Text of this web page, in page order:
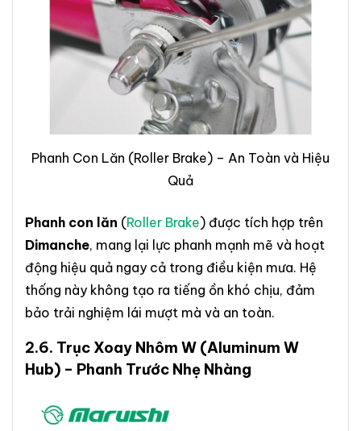
Phanh Con Lăn (Roller Brake) – An Toàn và Hiệu
Quả
Phanh con lăn (Roller Brake) được tích hợp trên
Dimanche, mang lại lực phanh mạnh mẽ và hoạt
động hiệu quả ngay cả trong điều kiện mưa. Hệ
thống này không tạo ra tiếng ồn khó chịu, đảm
bảo trải nghiệm lái mượt mà và an toàn.
2.6. Trục Xoay Nhôm W (Aluminum W
Hub) – Phanh Trước Nhẹ Nhàng